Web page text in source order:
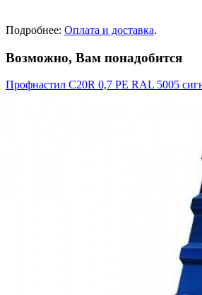
Подробнее: Оплата и доставка.
Возможно, Вам понадобится
Профнастил С20R 0,7 PE RAL 5005